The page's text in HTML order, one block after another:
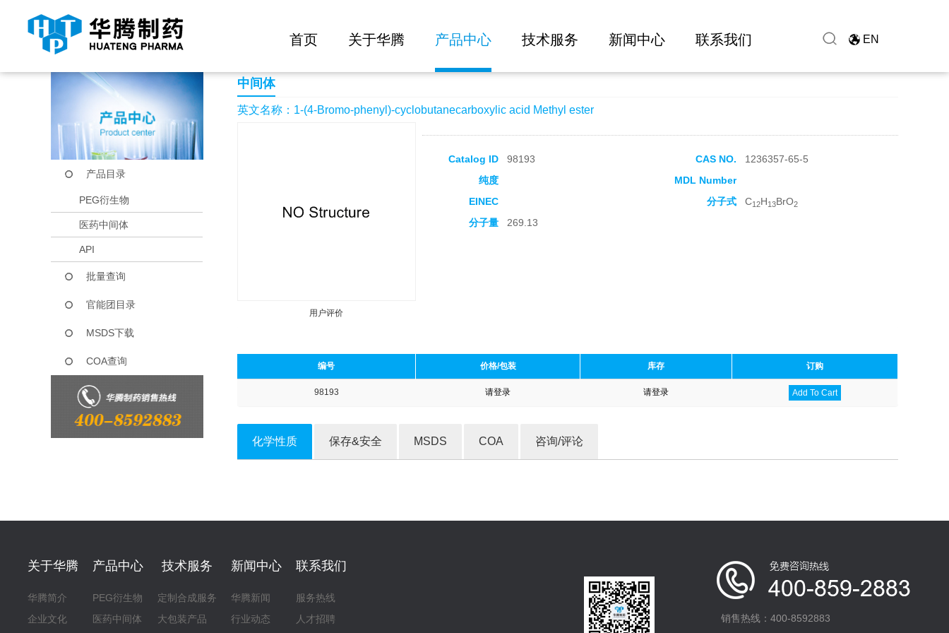
首页 关于华腾 产品中心 技术服务 新闻中心 联系我们 EN
当前位置： 首页 产品中心 1-(4-Bromo-phenyl)-cyclobutanecarboxylic acid Methyl ester
产品目录
PEG衍生物
医药中间体
API
批量查询
官能团目录
MSDS下载
COA查询
中间体
英文名称：1-(4-Bromo-phenyl)-cyclobutanecarboxylic acid Methyl ester
用户评价
Catalog ID 98193 CAS NO.
1236357-65-5
纯度
MDL Number
EINEC
分子式 C12H13BrO2
分子量 269.13
编号 价格/包装 库存 订购
98193 请登录 请登录 Add To Cart
化学性质 保存&安全 MSDS COA 咨询/评论
关于华腾
华腾简介
企业文化
产品中心
PEG衍生物
医药中间体
技术服务
定制合成服务
大包装产品
新闻中心
华腾新闻
行业动态
联系我们
服务热线
人才招聘
销售热线：400-8592883